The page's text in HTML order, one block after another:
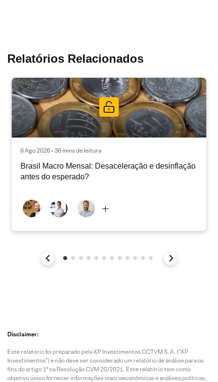
Relatórios Relacionados
6 Ago 2026 • 36 mins de leitura
Brasil Macro Mensal: Desaceleração e desinflação
antes do esperado?
Disclaimer:
Este relatório foi preparado pela XP Investimentos CCTVM S.A. (“XP
Investimentos”) e não deve ser considerado um relatório de análise para os
fins do artigo 1º na Resolução CVM 20/2021. Este relatório tem como
objetivo único fornecer informações macroeconômicas e análises políticas,